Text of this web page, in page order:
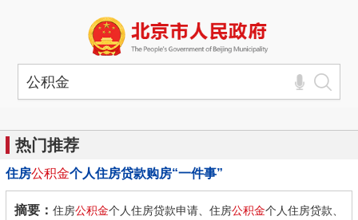
热门推荐
住房公积金个人住房贷款购房“一件事”
摘要： 住房公积金个人住房贷款申请、住房公积金个人住房贷款、